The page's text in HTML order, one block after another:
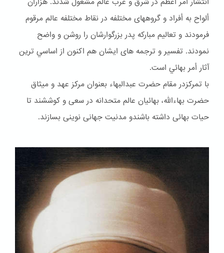
ألواح به أفراد و گروههاى مختلفه در نقاط مختلفه عالم مرقوم
فرمودند و تعاليم مباركه پدر بزرگوارشان را روشن و واضح
نمودند. تفسير و ترجمه هاى ايشان هم اكنون از اساسي ترين
آثار أمر بهائي است.
با تمرکزدر مقام حضرت عبدالبهاء بعنوان مركز عهد و ميثاق
حضرت بهاءالله، بهائيان عالم متحدانه در سعى و كوششند تا
حيات بهائى داشته باشندو مدنيت جهانى نوينى بسازند.